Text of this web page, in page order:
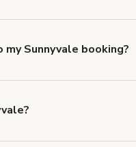
Sunnyvale booking?